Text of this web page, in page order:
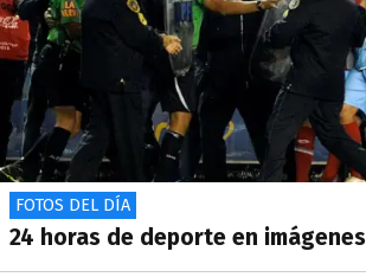
FOTOS DEL DÍA
24 horas de deporte en imágenes